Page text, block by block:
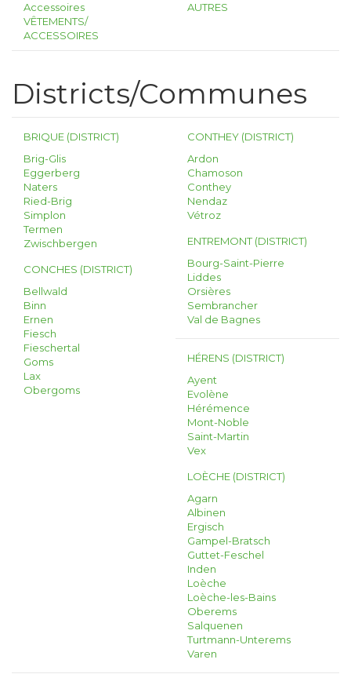
VÊTEMENTS/
ACCESSOIRES
AUTRES
Districts/Communes
BRIQUE (DISTRICT)
Brig-Glis
Eggerberg
Naters
Ried-Brig
Simplon
Termen
Zwischbergen
CONCHES (DISTRICT)
Bellwald
Binn
Ernen
Fiesch
Fieschertal
Goms
Lax
Obergoms
CONTHEY (DISTRICT)
Ardon
Chamoson
Conthey
Nendaz
Vétroz
ENTREMONT (DISTRICT)
Bourg-Saint-Pierre
Liddes
Orsières
Sembrancher
Val de Bagnes
HÉRENS (DISTRICT)
Ayent
Evolène
Hérémence
Mont-Noble
Saint-Martin
Vex
LOÈCHE (DISTRICT)
Agarn
Albinen
Ergisch
Gampel-Bratsch
Guttet-Feschel
Inden
Loèche
Loèche-les-Bains
Oberems
Salquenen
Turtmann-Unterems
Varen